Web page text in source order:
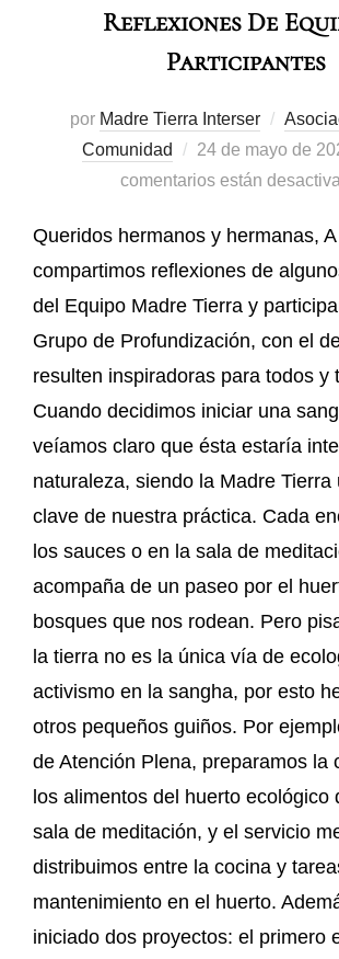
Reflexiones De
Participantes
por Madre Tierra Interser
Comunidad
24 de mayo de
comentarios están
Queridos hermanos y hermanas,
compartimos reflexiones de
del Equipo Madre Tierra y
Grupo de Profundización, con el
resulten inspiradoras para todos y
Cuando decidimos iniciar una
veíamos claro que ésta estaría
naturaleza, siendo la Madre Tierra
clave de nuestra práctica. Cada
los sauces o en la sala de
acompaña de un paseo por el
bosques que nos rodean. Pero
la tierra no es la única vía de
activismo en la sangha, por esto
otros pequeños guiños. Por
de Atención Plena, preparamos la
los alimentos del huerto ecológico
sala de meditación, y el servicio
distribuimos entre la cocina y
mantenimiento en el huerto.
iniciado dos proyectos: el primero